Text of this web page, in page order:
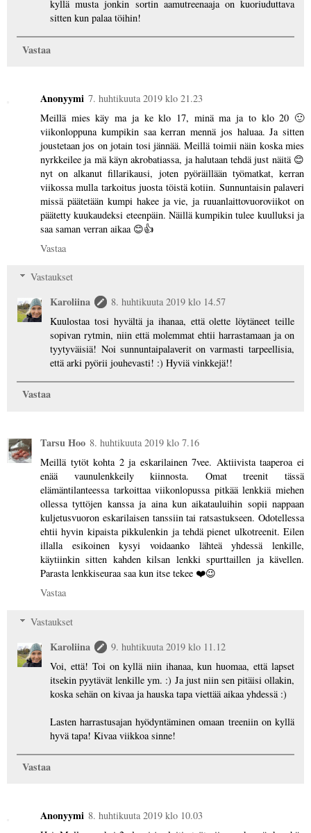
kyllä musta jonkin sortin aamutreenaaja on kuoriuduttava
sitten kun palaa töihin!
Vastaa
Anonyymi 7. huhtikuuta 2019 klo 21.23
Meillä mies käy ma ja ke klo 17, minä ma ja to klo 20 🙂
viikonloppuna kumpikin saa kerran mennä jos haluaa. Ja sitten
joustetaan jos on jotain tosi jännää. Meillä toimii näin koska mies
nyrkkeilee ja mä käyn akrobatiassa, ja halutaan tehdä just näitä 😊
nyt on alkanut fillarikausi, joten pyöräillään työmatkat, kerran
viikossa mulla tarkoitus juosta töistä kotiin. Sunnuntaisin palaveri
missä päätetään kumpi hakee ja vie, ja ruuanlaittovuoroviikot on
päätetty kuukaudeksi eteenpäin. Näillä kumpikin tulee kuulluksi ja
saa saman verran aikaa 😊👍
Vastaa
Vastaukset
Karoliina
8. huhtikuuta 2019 klo 14.57
Kuulostaa tosi hyvältä ja ihanaa, että olette löytäneet teille
sopivan rytmin, niin että molemmat ehtii harrastamaan ja on
tyytyväisiä! Noi sunnuntaipalaverit on varmasti tarpeellisia,
että arki pyörii jouhevasti! :) Hyviä vinkkejä!!
Vastaa
Tarsu Hoo 8. huhtikuuta 2019 klo 7.16
Meillä tytöt kohta 2 ja eskarilainen 7vee. Aktiivista taaperoa ei
enää vaunulenkkeily kiinnosta. Omat treenit tässä
elämäntilanteessa tarkoittaa viikonlopussa pitkää lenkkiä miehen
ollessa tyttöjen kanssa ja aina kun aikatauluihin sopii nappaan
kuljetusvuoron eskarilaisen tanssiin tai ratsastukseen. Odotellessa
ehtii hyvin kipaista pikkulenkin ja tehdä pienet ulkotreenit. Eilen
illalla esikoinen kysyi voidaanko lähteä yhdessä lenkille,
käytiinkin sitten kahden kilsan lenkki spurttaillen ja kävellen.
Parasta lenkkiseuraa saa kun itse tekee ❤️😉
Vastaa
Vastaukset
Karoliina
9. huhtikuuta 2019 klo 11.12
Voi, että! Toi on kyllä niin ihanaa, kun huomaa, että lapset
itsekin pyytävät lenkille ym. :) Ja just niin sen pitäisi ollakin,
koska sehän on kivaa ja hauska tapa viettää aikaa yhdessä :)
Lasten harrastusajan hyödyntäminen omaan treeniin on kyllä
hyvä tapa! Kivaa viikkoa sinne!
Vastaa
Anonyymi 8. huhtikuuta 2019 klo 10.03